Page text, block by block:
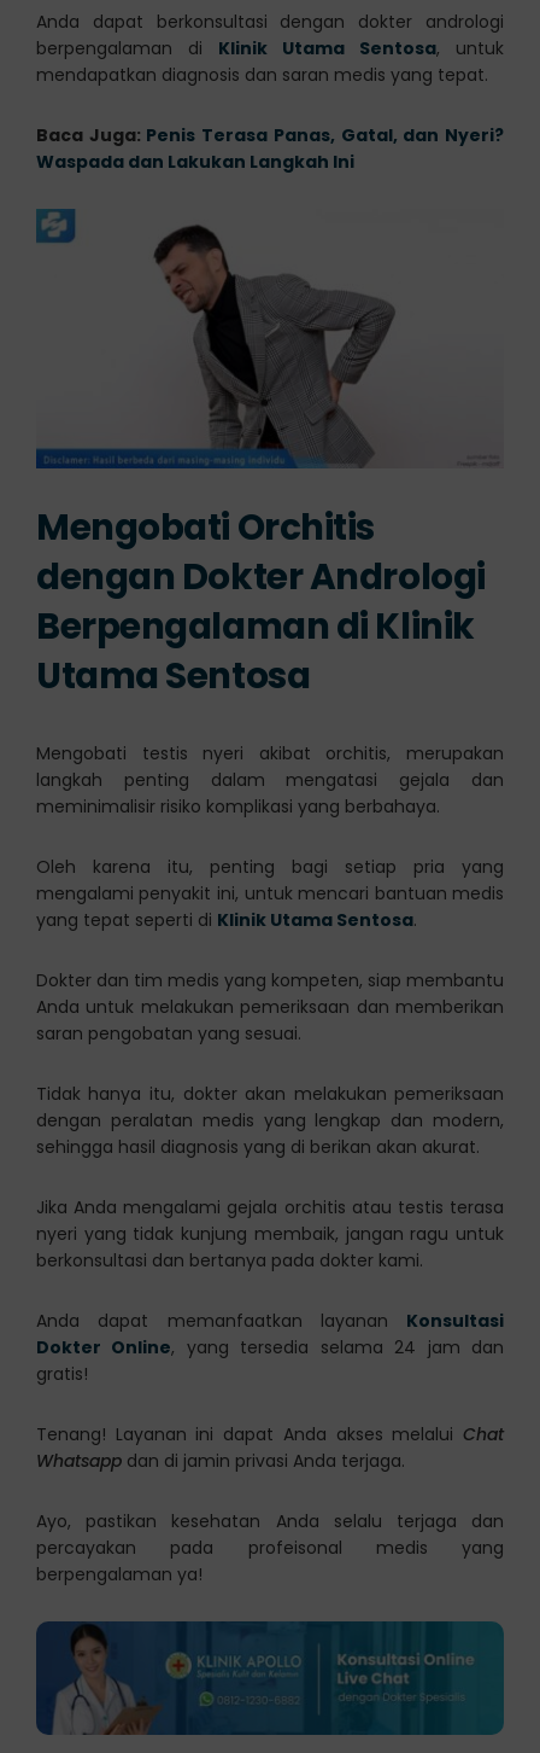
Anda dapat berkonsultasi dengan dokter andrologi
berpengalaman di Klinik Utama Sentosa, untuk
mendapatkan diagnosis dan saran medis yang tepat.
Baca Juga: Penis Terasa Panas, Gatal, dan Nyeri?
Waspada dan Lakukan Langkah Ini
Mengobati Orchitis
dengan Dokter Andrologi
Berpengalaman di Klinik
Utama Sentosa
Mengobati testis nyeri akibat orchitis, merupakan
langkah penting dalam mengatasi gejala dan
meminimalisir risiko komplikasi yang berbahaya.
Oleh karena itu, penting bagi setiap pria yang
mengalami penyakit ini, untuk mencari bantuan medis
yang tepat seperti di Klinik Utama Sentosa.
Dokter dan tim medis yang kompeten, siap membantu
Anda untuk melakukan pemeriksaan dan memberikan
saran pengobatan yang sesuai.
Tidak hanya itu, dokter akan melakukan pemeriksaan
dengan peralatan medis yang lengkap dan modern,
sehingga hasil diagnosis yang di berikan akan akurat.
Jika Anda mengalami gejala orchitis atau testis terasa
nyeri yang tidak kunjung membaik, jangan ragu untuk
berkonsultasi dan bertanya pada dokter kami.
Anda dapat memanfaatkan layanan Konsultasi
Dokter Online, yang tersedia selama 24 jam dan
gratis!
Tenang! Layanan ini dapat Anda akses melaluiChat
Whatsappdan di jamin privasi Anda terjaga.
Ayo, pastikan kesehatan Anda selalu terjaga dan
percayakan pada profeisonal medis yang
berpengalaman ya!